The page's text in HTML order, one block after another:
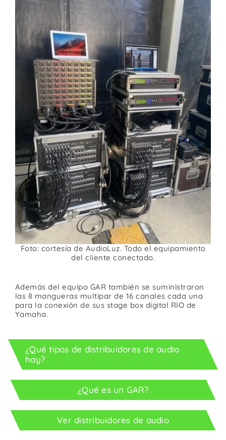
Foto: cortesía de AudioLuz. Todo el equipamiento
del cliente conectado.
Además del equipo GAR también se suministraron
las 8 mangueras multipar de 16 canales cada una
para la conexión de sus stage box digital RIO de
Yamaha.
¿Qué tipos de distribuidores de audio
hay?
¿Qué es un GAR?
Ver distribuidores de audio